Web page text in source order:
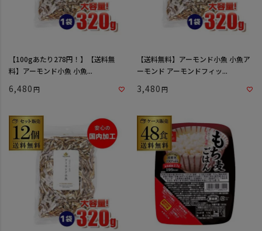
【100gあたり278円！】【送料無
料】アーモンド小魚 小魚...
6,480
【送料無料】アーモンド小魚 小魚ア
ーモンド アーモンドフィッ...
3,480